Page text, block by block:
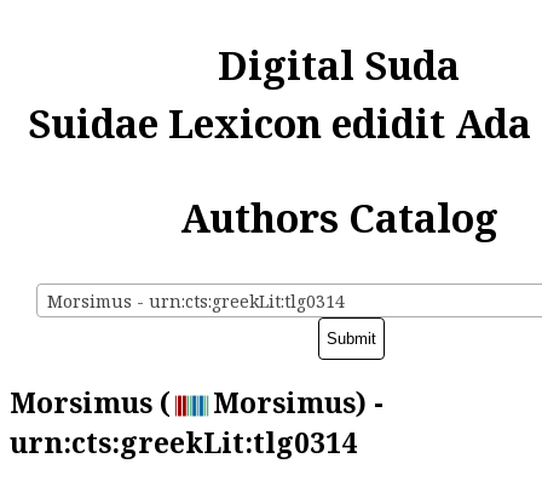
Digital Suda
Suidae Lexicon edidit
Authors Catalog
Morsimus - urn:cts:greekLit:tlg0314
Morsimus (
Morsimus) -
urn:cts:greekLit:tlg0314